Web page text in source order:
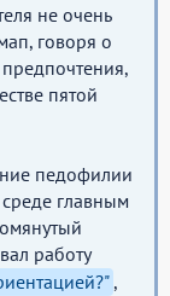
не очень
говоря о
пятой
педофилии
главным
работу
,